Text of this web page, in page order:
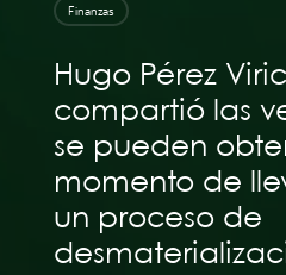
Finanzas
Hugo Pérez
compartió las
se pueden
momento de
un proceso de